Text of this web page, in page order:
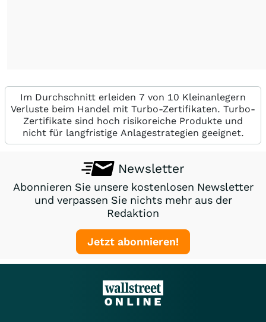
Im Durchschnitt erleiden 7 von 10 Kleinanlegern
Verluste beim Handel mit Turbo-Zertifikaten. Turbo-
Zertifikate sind hoch risikoreiche Produkte und
nicht für langfristige Anlagestrategien geeignet.
Newsletter
Abonnieren Sie unsere kostenlosen Newsletter
und verpassen Sie nichts mehr aus der
Redaktion
Jetzt abonnieren!